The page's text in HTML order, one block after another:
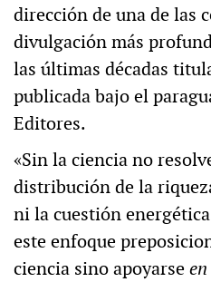
dirección de una de las
divulgación más
las últimas décadas
publicada bajo el
Editores.
«Sin la ciencia no
distribución de la
ni la cuestión
este enfoque
ciencia sino apoyarseen